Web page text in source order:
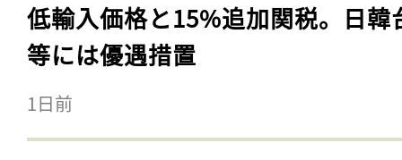
低輸入価格と15%追加関税。日韓
等には優遇措置
1日前